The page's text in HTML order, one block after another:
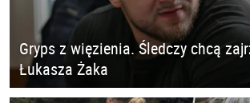
Gryps z więzienia. Śledczy chcą
Łukasza Żaka